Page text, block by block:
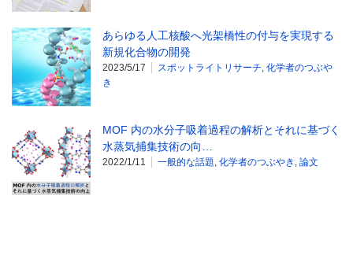
あらゆる人工核酸へ光架橋性の付与を実現する
新規化合物の開発
2023/5/17 スポットライトリサーチ, 化学者のつぶや
き
MOF 内の水分子吸着過程の解析とそれに基づく
水蒸気捕集技術の向…
2022/1/11 一般的な話題, 化学者のつぶやき , 論文